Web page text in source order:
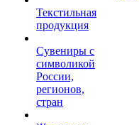
Текстильная
продукция
Сувениры с
символикой
России,
регионов,
стран